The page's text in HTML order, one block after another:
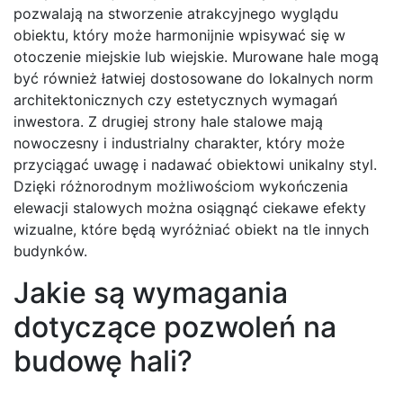
pozwalają na stworzenie atrakcyjnego wyglądu
obiektu, który może harmonijnie wpisywać się w
otoczenie miejskie lub wiejskie. Murowane hale mogą
być również łatwiej dostosowane do lokalnych norm
architektonicznych czy estetycznych wymagań
inwestora. Z drugiej strony hale stalowe mają
nowoczesny i industrialny charakter, który może
przyciągać uwagę i nadawać obiektowi unikalny styl.
Dzięki różnorodnym możliwościom wykończenia
elewacji stalowych można osiągnąć ciekawe efekty
wizualne, które będą wyróżniać obiekt na tle innych
budynków.
Jakie są wymagania
dotyczące pozwoleń na
budowę hali?